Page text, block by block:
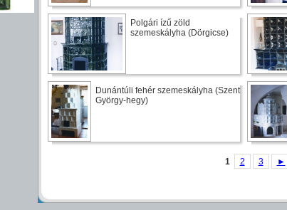
Polgári ízű zöld
szemeskályha (Dörgicse)
Dunántúli fehér szemeskályha (Szent
György-hegy)
1 2 3 ►